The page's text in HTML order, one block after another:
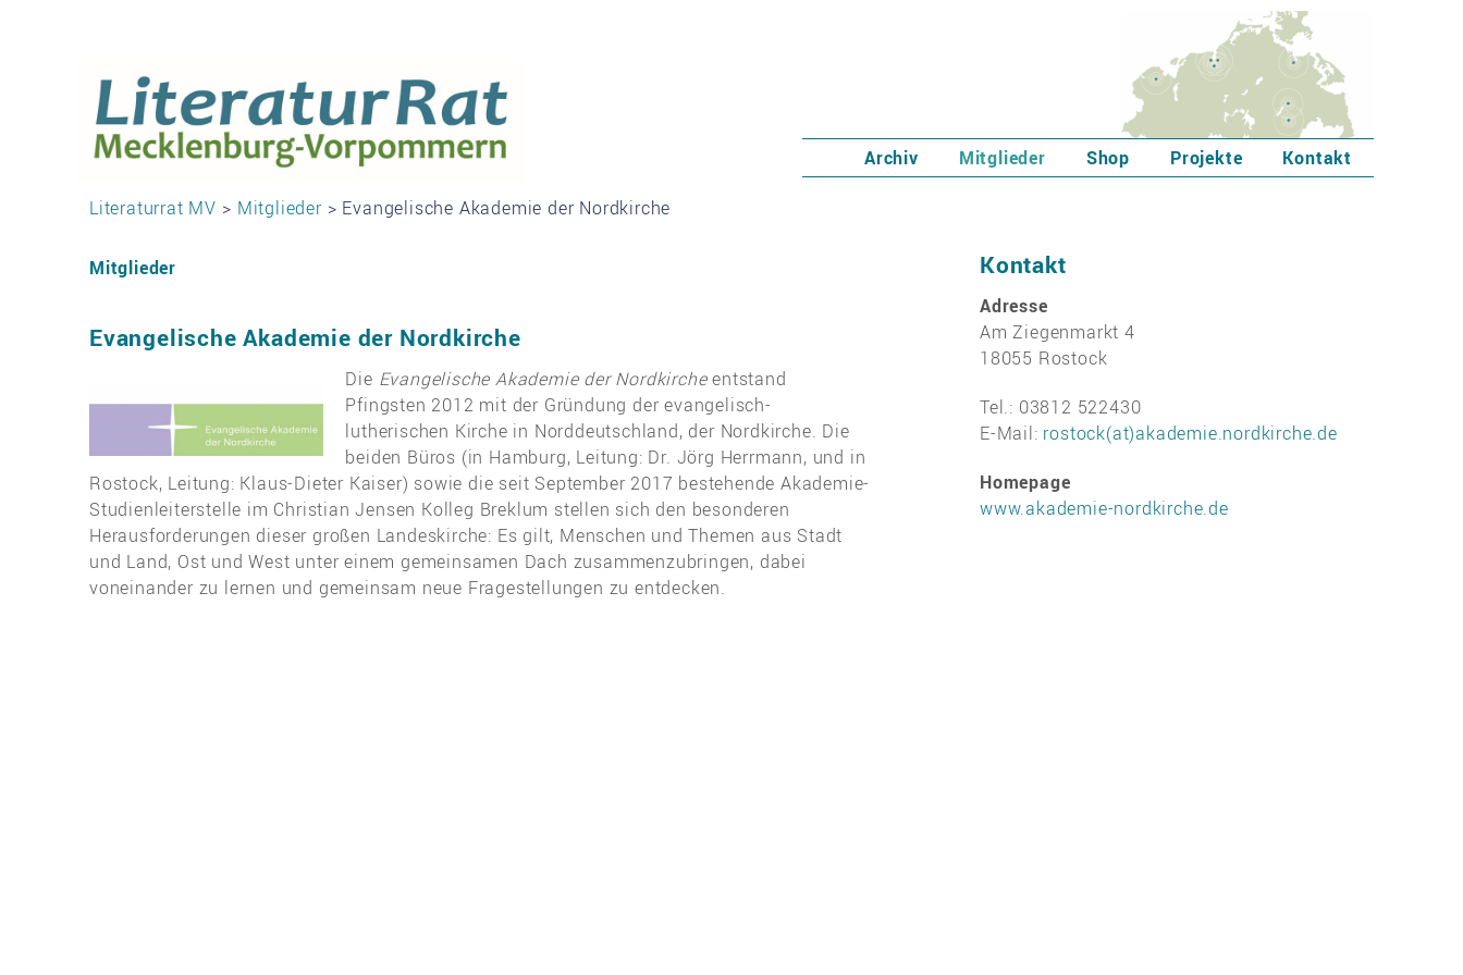
Archiv Mitglieder Shop Projekte Kontakt
Literaturrat MV > Mitglieder > Evangelische Akademie der Nordkirche
Mitglieder
Evangelische Akademie der Nordkirche
Die Evangelische Akademie der Nordkircheentstand
Pfingsten 2012 mit der Gründung der evangelisch-
lutherischen Kirche in Norddeutschland, der Nordkirche. Die
beiden Büros (in Hamburg, Leitung: Dr. Jörg Herrmann, und in
Rostock, Leitung: Klaus-Dieter Kaiser) sowie die seit September 2017 bestehende Akademie-
Studienleiterstelle im Christian Jensen Kolleg Breklum stellen sich den besonderen
Herausforderungen dieser großen Landeskirche: Es gilt, Menschen und Themen aus Stadt
und Land, Ost und West unter einem gemeinsamen Dach zusammenzubringen, dabei
voneinander zu lernen und gemeinsam neue Fragestellungen zu entdecken.
Kontakt
Adresse
Am Ziegenmarkt 4
18055 Rostock
Tel.: 03812 522430
E-Mail: rostock(at)akademie.nordkirche.de
Homepage
www.akademie-nordkirche.de